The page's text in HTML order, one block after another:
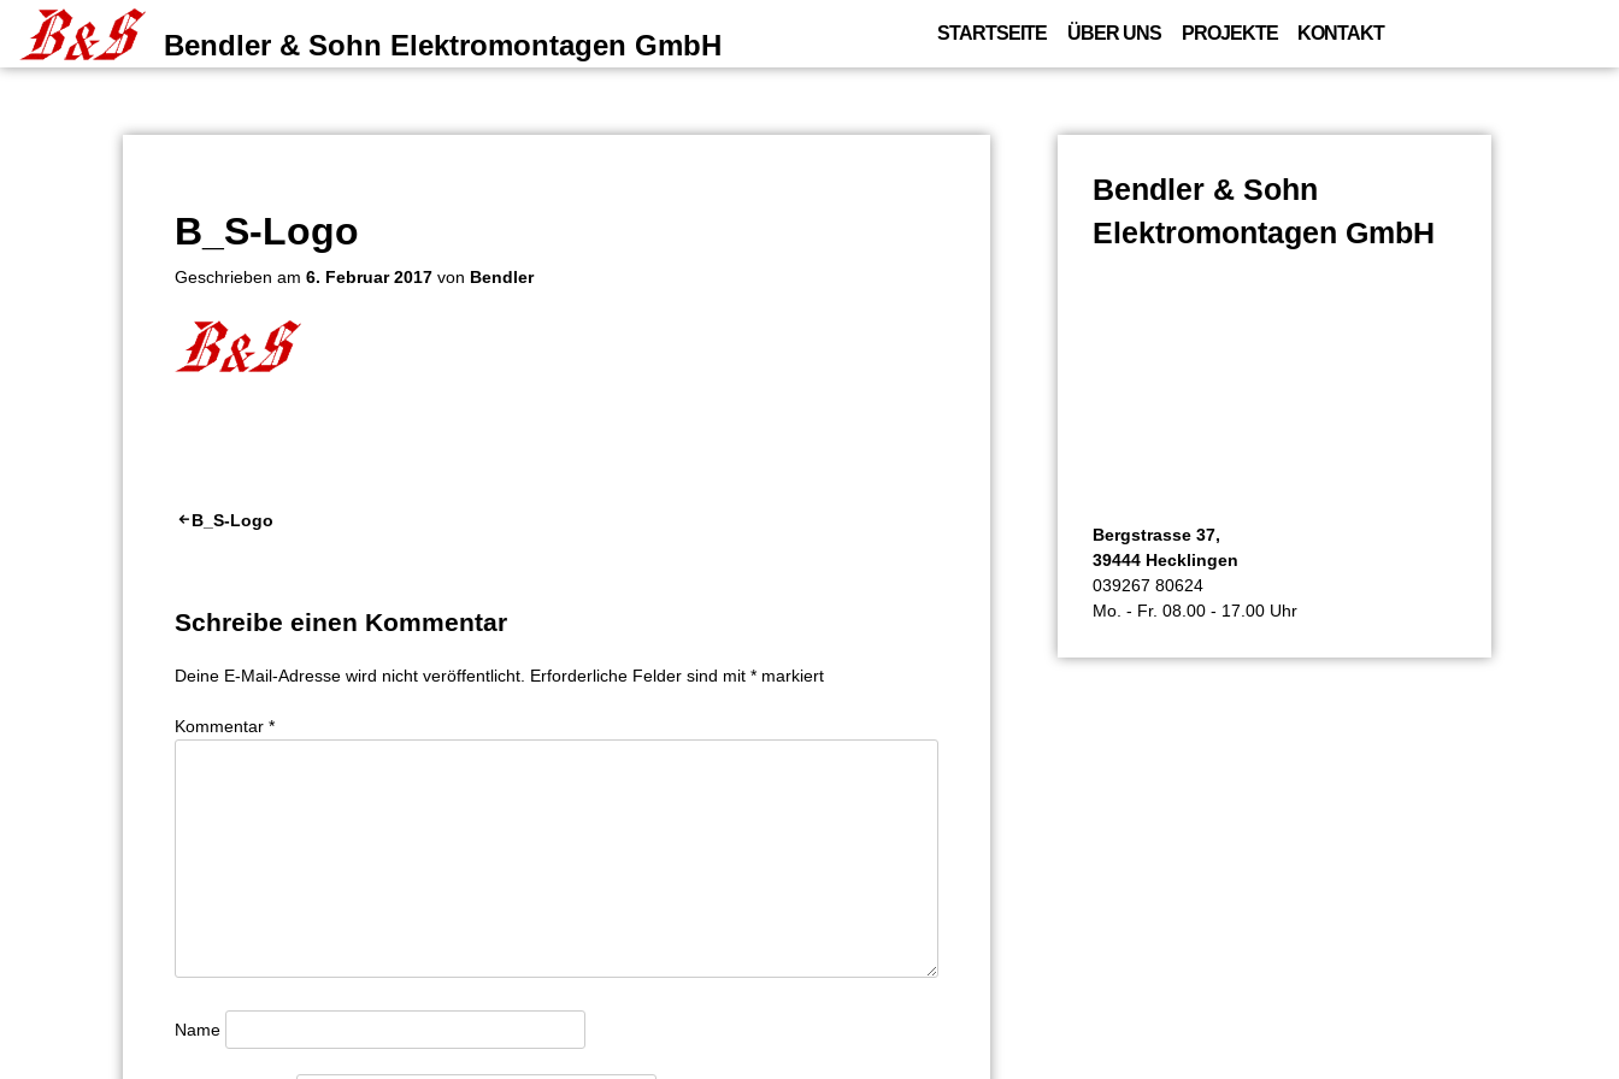
Zum
Inhalt
springen
Bendler & Sohn Elektromontagen GmbH STARTSEITE ÜBER UNS PROJEKTE KONTAKT
B_S-Logo
Geschrieben am6. Februar 2017 von Bendler
Beitragsnavigation
B_S-Logo
Schreibe einen Kommentar
Deine E-Mail-Adresse wird nicht veröffentlicht. Erforderliche Felder sind mit* markiert
Kommentar*
Name
Bendler & Sohn
Elektromontagen GmbH
Bergstrasse 37,
39444 Hecklingen
039267 80624
Mo. - Fr. 08.00 - 17.00 Uhr